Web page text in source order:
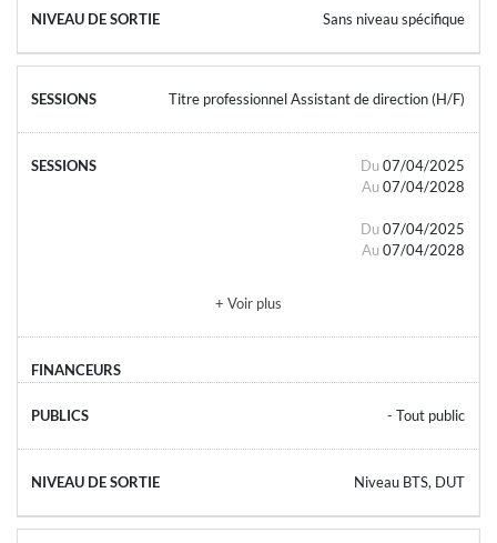
Sans niveau spécifique
Titre professionnel Assistant de direction (H/F)
Du 07/04/2025
Au 07/04/2028
Du 07/04/2025
Au 07/04/2028
+ Voir plus
- Tout public
Niveau BTS, DUT